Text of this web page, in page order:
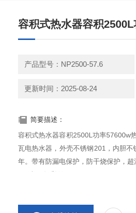
容积式热水器容积
产品型号：NP2500-57.6
更新时间：2025-08-24
简要描述：
容积式热水器容积2500L功率57600w
瓦电热水器，外壳不锈钢201，内胆
年。带有防漏电保护，防干烧保护，
CE质量体系认证。